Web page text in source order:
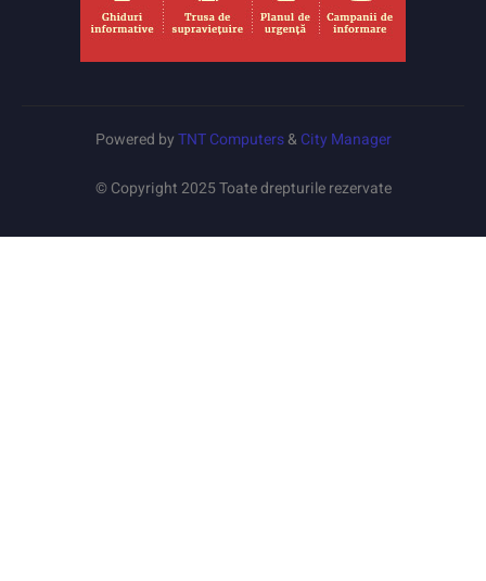
Powered byTNT Computers&City Manager
© Copyright 2025 Toate drepturile rezervate